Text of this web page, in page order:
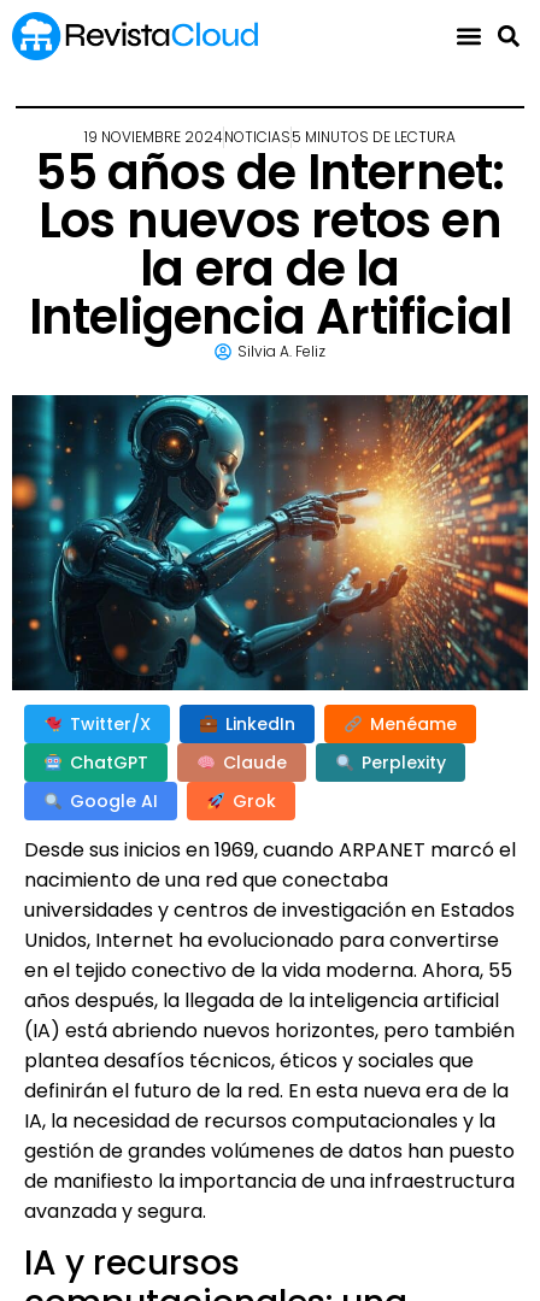
19 NOVIEMBRE 2024NOTICIAS5 MINUTOS DE LECTURA
55 años de Internet:
Los nuevos retos en
la era de la
Inteligencia Artificial
Silvia A. Feliz
Twitter/X LinkedIn
Menéame
ChatGPT
Claude
Perplexity
Google AI
Grok
Desde sus inicios en 1969, cuando ARPANET marcó el
nacimiento de una red que conectaba
universidades y centros de investigación en Estados
Unidos, Internet ha evolucionado para convertirse
en el tejido conectivo de la vida moderna. Ahora, 55
años después, la llegada de la inteligencia artificial
(IA) está abriendo nuevos horizontes, pero también
plantea desafíos técnicos, éticos y sociales que
definirán el futuro de la red. En esta nueva era de la
IA, la necesidad de recursos computacionales y la
gestión de grandes volúmenes de datos han puesto
de manifiesto la importancia de una infraestructura
avanzada y segura.
IA y recursos